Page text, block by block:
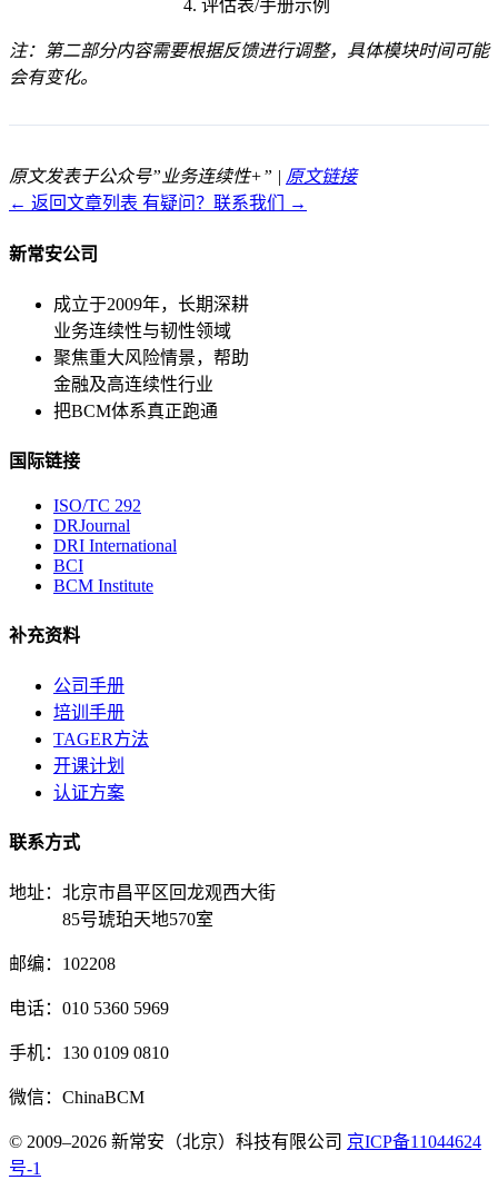
4. 评估表/手册示例
注：第二部分内容需要根据反馈进行调整，具体模块时间可能
会有变化。
原文发表于公众号”业务连续性+” | 原文链接
← 返回文章列表 有疑问？联系我们 →
新常安公司
成立于2009年，长期深耕
业务连续性与韧性领域
聚焦重大风险情景，帮助
金融及高连续性行业
把BCM体系真正跑通
国际链接
ISO/TC 292
DRJournal
DRI International
BCI
BCM Institute
补充资料
公司手册
培训手册
TAGER方法
开课计划
认证方案
联系方式
地址：北京市昌平区回龙观西大街
85号琥珀天地570室
邮编：102208
电话：010 5360 5969
手机：130 0109 0810
微信：ChinaBCM
© 2009–2026 新常安（北京）科技有限公司 京ICP备11044624
号-1